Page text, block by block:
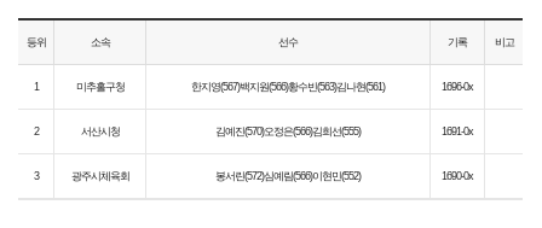
등위 소속 선수 기록 비고
1 미추홀구청 한지영(567)백지원(566)황수빈(563)김나현(561) 1696-0x
2 서산시청 김예진(570)오정은(566)김희선(555) 1691-0x
3 광주시체육회 봉서린(572)심예림(566)이현민(552) 1690-0x